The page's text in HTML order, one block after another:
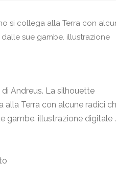
di Andreus. La silhouette
alla Terra con alcune radici
gambe. illustrazione digitale .